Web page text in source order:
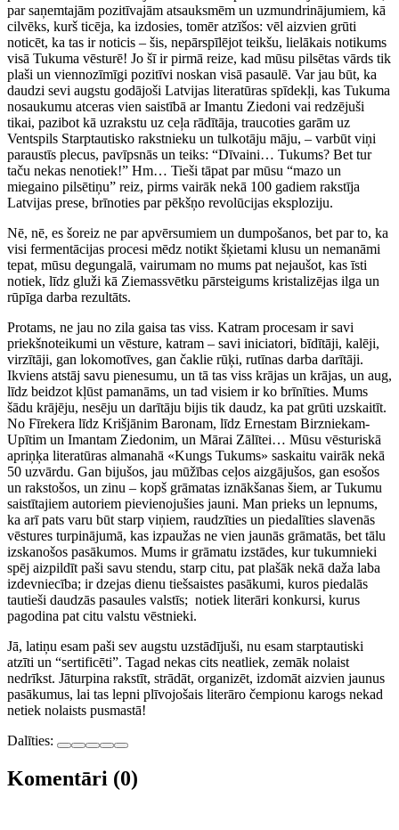
par saņemtajām pozitīvajām atsauksmēm un uzmundrinājumiem, kā
cilvēks, kurš ticēja, ka izdosies, tomēr atzīšos: vēl aizvien grūti
noticēt, ka tas ir noticis – šis, nepārspīlējot teikšu, lielākais notikums
visā Tukuma vēsturē! Jo šī ir pirmā reize, kad mūsu pilsētas vārds tik
plaši un viennozīmīgi pozitīvi noskan visā pasaulē. Var jau būt, ka
daudzi sevi augstu godājoši Latvijas literatūras spīdekļi, kas Tukuma
nosaukumu atceras vien saistībā ar Imantu Ziedoni vai redzējuši
tikai, pazibot kā uzrakstu uz ceļa rādītāja, traucoties garām uz
Ventspils Starptautisko rakstnieku un tulkotāju māju, – varbūt viņi
paraustīs plecus, pavīpsnās un teiks: “Dīvaini… Tukums? Bet tur
taču nekas nenotiek!” Hm… Tieši tāpat par mūsu “mazo un
miegaino pilsētiņu” reiz, pirms vairāk nekā 100 gadiem rakstīja
Latvijas prese, brīnoties par pēkšņo revolūcijas eksploziju.
Nē, nē, es šoreiz ne par apvērsumiem un dumpošanos, bet par to, ka
visi fermentācijas procesi mēdz notikt šķietami klusu un nemanāmi
tepat, mūsu degungalā, vairumam no mums pat nejaušot, kas īsti
notiek, līdz gluži kā Ziemassvētku pārsteigums kristalizējas ilga un
rūpīga darba rezultāts.
Protams, ne jau no zila gaisa tas viss. Katram procesam ir savi
priekšnoteikumi un vēsture, katram – savi iniciatori, bīdītāji, kalēji,
virzītāji, gan lokomotīves, gan čaklie rūķi, rutīnas darba darītāji.
Ikviens atstāj savu pienesumu, un tā tas viss krājas un krājas, un aug,
līdz beidzot kļūst pamanāms, un tad visiem ir ko brīnīties. Mums
šādu krājēju, nesēju un darītāju bijis tik daudz, ka pat grūti uzskaitīt.
No Fīrekera līdz Krišjānim Baronam, līdz Ernestam Birzniekam-
Upītim un Imantam Ziedonim, un Mārai Zālītei… Mūsu vēsturiskā
apriņķa literatūras almanahā «Kungs Tukums» saskaitu vairāk nekā
50 uzvārdu. Gan bijušos, jau mūžības ceļos aizgājušos, gan esošos
un rakstošos, un zinu – kopš grāmatas iznākšanas šiem, ar Tukumu
saistītajiem autoriem pievienojušies jauni. Man prieks un lepnums,
ka arī pats varu būt starp viņiem, raudzīties un piedalīties slavenās
vēstures turpinājumā, kas izpaužas ne vien jaunās grāmatās, bet tālu
izskanošos pasākumos. Mums ir grāmatu izstādes, kur tukumnieki
spēj aizpildīt paši savu stendu, starp citu, pat plašāk nekā daža laba
izdevniecība; ir dzejas dienu tiešsaistes pasākumi, kuros piedalās
tautieši daudzās pasaules valstīs; notiek literāri konkursi, kurus
pagodina pat citu valstu vēstnieki.
Jā, latiņu esam paši sev augstu uzstādījuši, nu esam starptautiski
atzīti un “sertificēti”. Tagad nekas cits neatliek, zemāk nolaist
nedrīkst. Jāturpina rakstīt, strādāt, organizēt, izdomāt aizvien jaunus
pasākumus, lai tas lepni plīvojošais literāro čempionu karogs nekad
netiek nolaists pusmastā!
Dalīties:
Komentāri (0)